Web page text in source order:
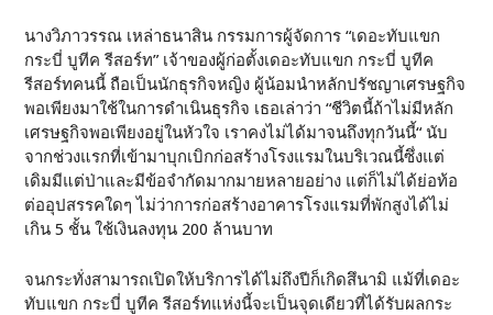
นางวิภาวรรณ เหล่าธนาสิน กรรมการผู้จัดการ “เดอะทับแขก
กระบี่ บูทีค รีสอร์ท” เจ้าของผู้ก่อตั้งเดอะทับแขก กระบี่ บูทีค
รีสอร์ทคนนี้ ถือเป็นนักธุรกิจหญิง ผู้น้อมนำหลักปรัชญาเศรษฐกิจ
พอเพียงมาใช้ในการดำเนินธุรกิจ เธอเล่าว่า “ชีวิตนี้ถ้าไม่มีหลัก
เศรษฐกิจพอเพียงอยู่ในหัวใจ เราคงไม่ได้มาจนถึงทุกวันนี้“ นับ
จากช่วงแรกที่เข้ามาบุกเบิกก่อสร้างโรงแรมในบริเวณนี้ซึ่งแต่
เดิมมีแต่ป่าและมีข้อจำกัดมากมายหลายอย่าง แต่ก็ไม่ได้ย่อท้อ
ต่ออุปสรรคใดๆ ไม่ว่าการก่อสร้างอาคารโรงแรมที่พักสูงได้ไม่
เกิน 5 ชั้น ใช้เงินลงทุน 200 ล้านบาท
จนกระทั่งสามารถเปิดให้บริการได้ไม่ถึงปีก็เกิดสึนามิ แม้ที่เดอะ
ทับแขก กระบี่ บูทีค รีสอร์ทแห่งนี้จะเป็นจุดเดียวที่ได้รับผลกระ